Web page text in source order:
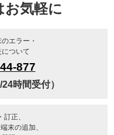
お気軽に
エラー・
ついて
877
時間受付）
正、​
末の追加、​